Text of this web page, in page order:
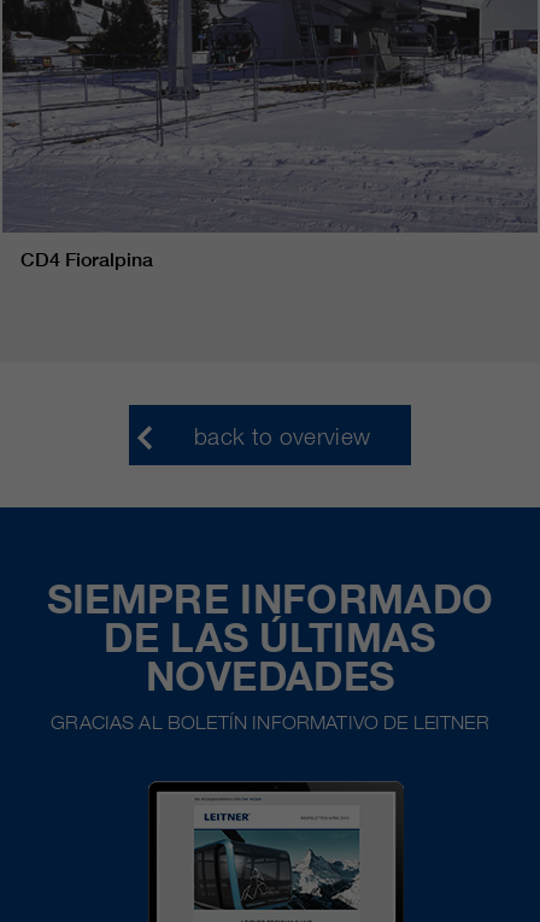
CD4 Fioralpina
back to overview
SIEMPRE INFORMADO
DE LAS ÚLTIMAS
NOVEDADES
GRACIAS AL BOLETÍN INFORMATIVO DE LEITNER